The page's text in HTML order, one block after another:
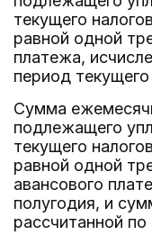
текущего
равной одной
платежа,
период текущего
Сумма
подлежащего
текущего
равной одной
авансового
полугодия, и
рассчитанной по